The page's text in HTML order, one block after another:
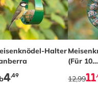
Halter
price depends on the
4,49
(Für 10
11
12,99